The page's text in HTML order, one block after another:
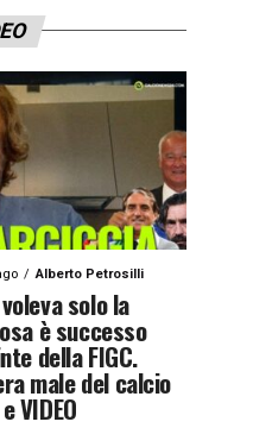
Alberto Petrosilli
solo la
è successo
della FIGC.
male del calcio
VIDEO